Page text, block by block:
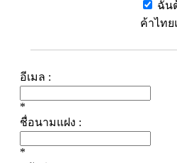
ฉัน
ค้าไทย
อีเมล :
*
ชื่อนามแฝง :
*